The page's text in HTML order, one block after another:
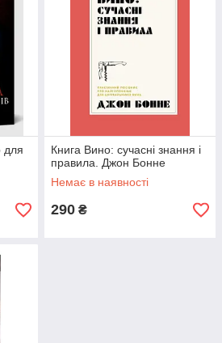
для
Книга Вино: сучасні знання і
правила. Джон Бонне
Немає в наявності
290 ₴